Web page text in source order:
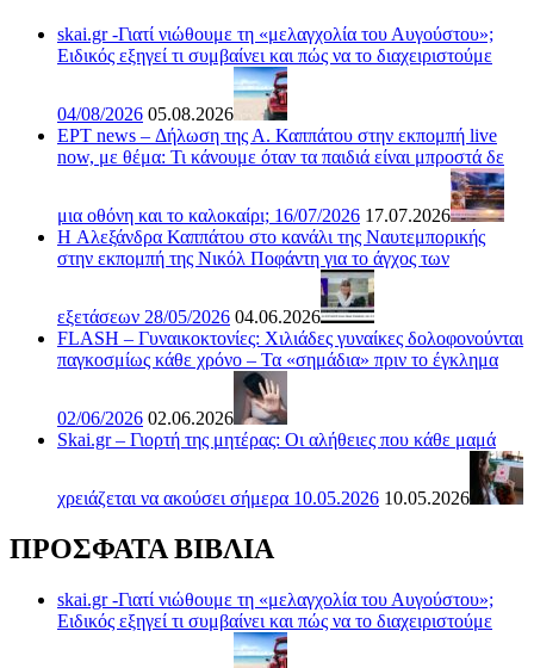
skai.gr -Γιατί νιώθουμε τη «μελαγχολία του Αυγούστου»;
Ειδικός εξηγεί τι συμβαίνει και πώς να το διαχειριστούμε
04/08/2026 05.08.2026
ΕΡΤ news – Δήλωση της Α. Καππάτου στην εκπομπή live
now, με θέμα: Τι κάνουμε όταν τα παιδιά είναι μπροστά δε
μια οθόνη και το καλοκαίρι; 16/07/2026 17.07.2026
H Αλεξάνδρα Καππάτου στο κανάλι της Ναυτεμπορικής
στην εκπομπή της Νικόλ Ποφάντη για το άγχος των
εξετάσεων 28/05/2026 04.06.2026
FLASH – Γυναικοκτονίες: Χιλιάδες γυναίκες δολοφονούνται
παγκοσμίως κάθε χρόνο – Τα «σημάδια» πριν το έγκλημα
02/06/2026 02.06.2026
Skai.gr – Γιορτή της μητέρας: Οι αλήθειες που κάθε μαμά
χρειάζεται να ακούσει σήμερα 10.05.2026 10.05.2026
ΠΡΟΣΦΑΤΑ ΒΙΒΛΙΑ
skai.gr -Γιατί νιώθουμε τη «μελαγχολία του Αυγούστου»;
Ειδικός εξηγεί τι συμβαίνει και πώς να το διαχειριστούμε